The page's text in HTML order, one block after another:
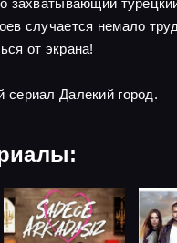
захватывающий
случается немало
от экрана!
сериал Далекий город.